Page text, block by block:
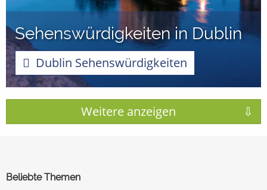
Sehenswürdigkeiten in Dublin
Dublin Sehenswürdigkeiten
Beliebte Themen